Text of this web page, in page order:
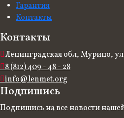
Гарантия
Контакты
Контакты
Ленинградская обл, Мурино,
8 (812) 409 - 48 - 28
info@lenmet.org
Подпишись
Подпишись на все новости